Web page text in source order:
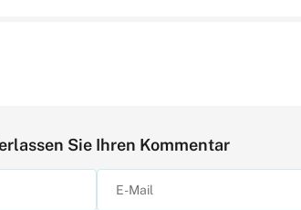
Sie Ihren Kommentar